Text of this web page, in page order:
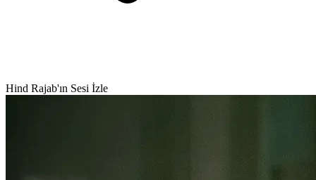
Hind Rajab'ın Sesi İzle